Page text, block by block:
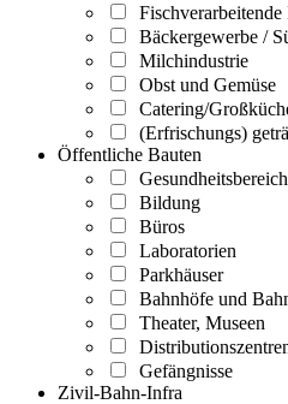
Fischverarbeitende
Bäckergewerbe /
Milchindustrie
Obst und Gemüse
Catering/
(Erfrischungs)
Öffentliche Bauten
Gesundheitsbereich
Bildung
Büros
Laboratorien
Parkhäuser
Bahnhöfe und
Theater, Museen
Gefängnisse
Zivil-Bahn-Infra